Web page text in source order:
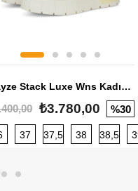
40 40,5 41 42 42,5
Mayze Stack Luxe Wns Kadın Sneaker
₺3.780,00 %30
37 37,5 38 38,5